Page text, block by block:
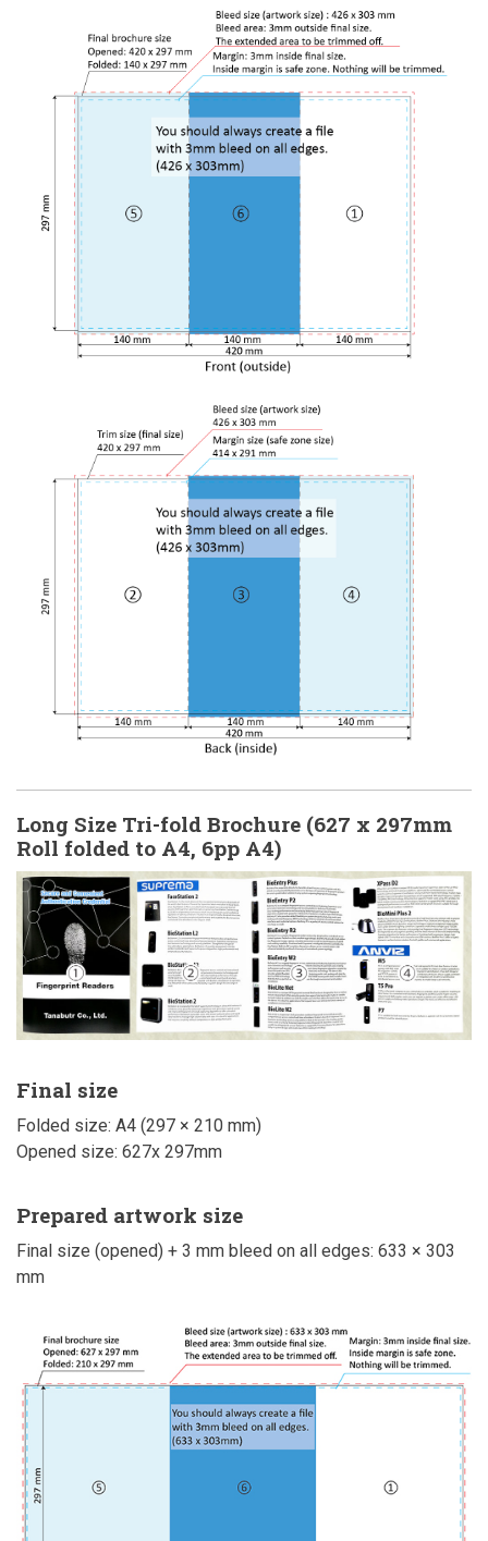
Long Size Tri-fold Brochure (627 x 297mm
Roll folded to A4, 6pp A4)
Final size
Folded size: A4 (297 × 210 mm)
Opened size: 627x 297mm
Prepared artwork size
Final size (opened) + 3 mm bleed on all edges: 633 × 303
mm